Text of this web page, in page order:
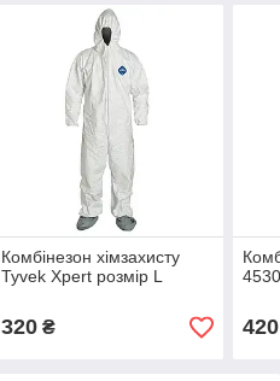
Комбінезон хімзахисту
Tyvek Xpert розмір L
320₴ 420